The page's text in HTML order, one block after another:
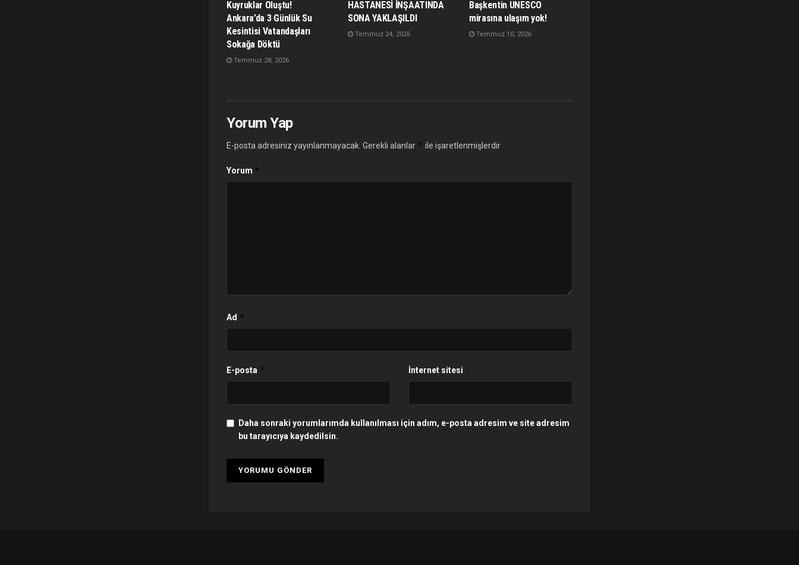
Kuyruklar Oluştu!
Ankara’da 3 Günlük Su
Kesintisi Vatandaşları
Sokağa Döktü
Temmuz 28, 2026
HASTANESİ İNŞAATINDA
SONA YAKLAŞILDI
Temmuz 24, 2026
Başkentin UNESCO
mirasına ulaşım yok!
Temmuz 10, 2026
Yorum Yap
E-posta adresiniz yayınlanmayacak. Gerekli alanlar * ile işaretlenmişlerdir
Yorum *
Ad *
E-posta * İnternet sitesi
Daha sonraki yorumlarımda kullanılması için adım, e-posta adresim ve site adresim
bu tarayıcıya kaydedilsin.